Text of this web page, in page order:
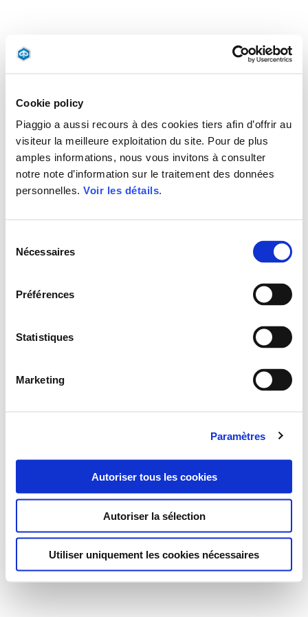
Cookie policy
Piaggio a aussi recours à des cookies tiers afin d’offrir au
visiteur la meilleure exploitation du site. Pour de plus
amples informations, nous vous invitons à consulter
notre note d’information sur le traitement des données
personnelles. Voir les détails.
Nécessaires
Préférences
Statistiques
Marketing
Paramètres
Autoriser tous les cookies
Autoriser la sélection
Utiliser uniquement les cookies nécessaires